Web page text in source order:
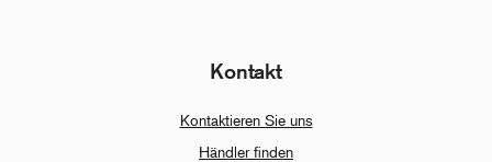
Kontakt
Kontaktieren Sie uns
Händler finden